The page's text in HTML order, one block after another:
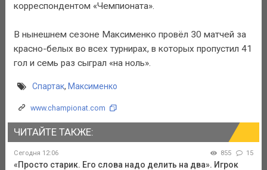
корреспондентом «Чемпионата».
В нынешнем сезоне Максименко провёл 30 матчей за
красно-белых во всех турнирах, в которых пропустил 41
гол и семь раз сыграл «на ноль».
Спартак, Максименко
www.championat.com
ЧИТАЙТЕ ТАКЖЕ:
Сегодня 12:06 855 15
«Просто старик. Его слова надо делить на два». Игрок